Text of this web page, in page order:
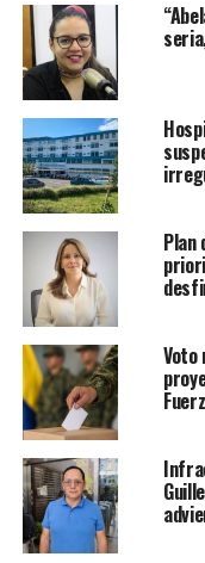
Plan
Voto